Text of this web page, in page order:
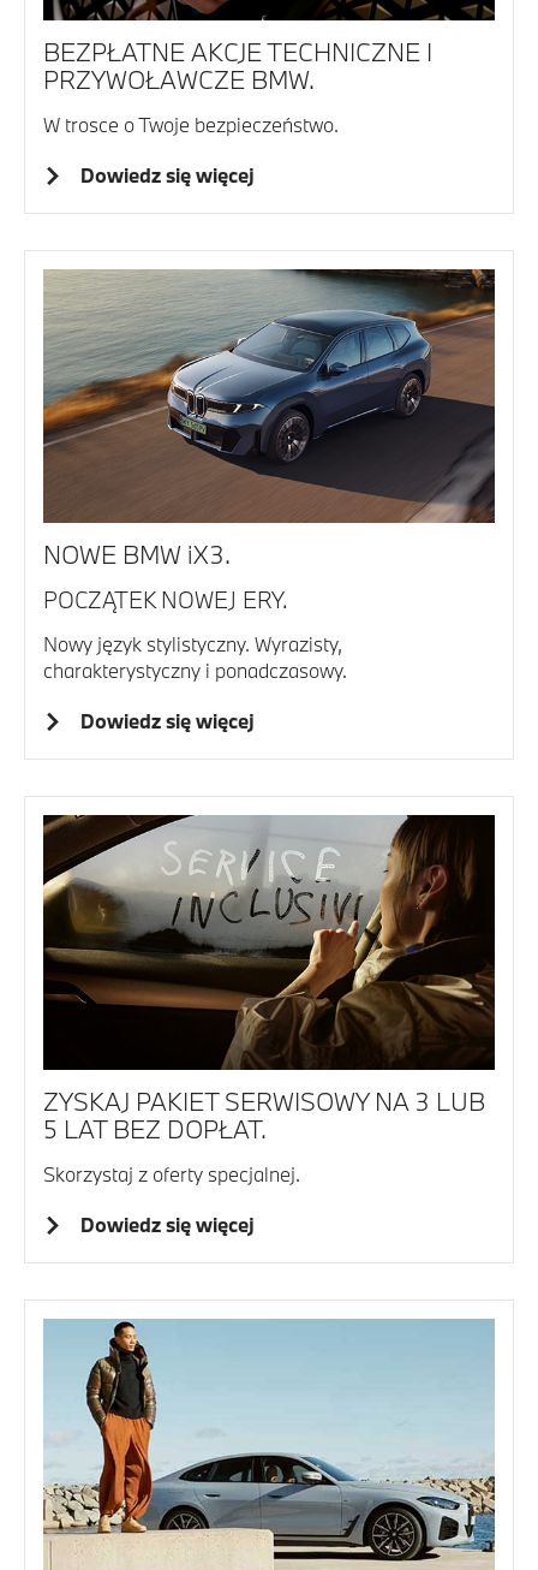
BEZPŁATNE AKCJE TECHNICZNE I
PRZYWOŁAWCZE BMW.
W trosce o Twoje bezpieczeństwo.
Dowiedz się więcej
NOWE BMW iX3.
POCZĄTEK NOWEJ ERY.
Nowy język stylistyczny. Wyrazisty,
charakterystyczny i ponadczasowy.
Dowiedz się więcej
ZYSKAJ PAKIET SERWISOWY NA 3 LUB
5 LAT BEZ DOPŁAT.
Skorzystaj z oferty specjalnej.
Dowiedz się więcej